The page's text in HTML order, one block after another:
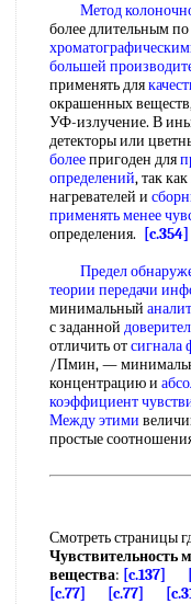
Метод
более длительным
большей
применять для
окрашенных
УФ-излучение. В
детекторы или
болеепригоден для
определений, так как
нагревателей и
применять менее
определения.
[c.354]
Предел
теории передачи
минимальный
с заданной
отличить отсигнала
/Пмин, —
концентрацию и
коэффициент
Между этими
простые
Смотреть страницы
Чувствительность
вещества: [c.137]
[c.77]
[c.77]